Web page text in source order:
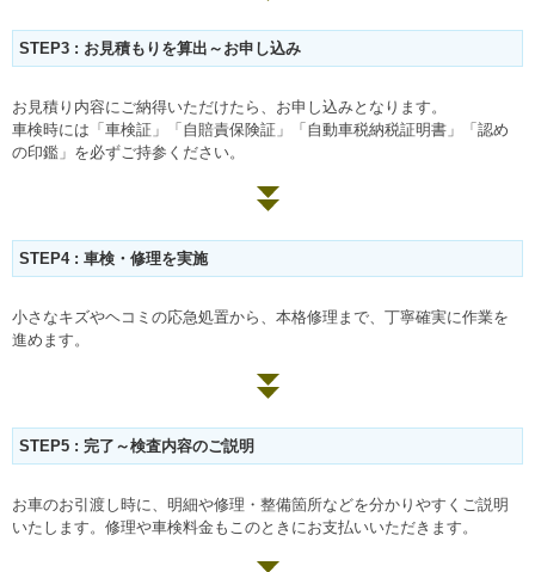
STEP3 : お見積もりを算出～お申し込み
お見積り内容にご納得いただけたら、お申し込みとなります。
車検時には「車検証」「自賠責保険証」「自動車税納税証明書」「認め
の印鑑」を必ずご持参ください。
STEP4 : 車検・修理を実施
小さなキズやヘコミの応急処置から、本格修理まで、丁寧確実に作業を
進めます。
STEP5 : 完了～検査内容のご説明
お車のお引渡し時に、明細や修理・整備箇所などを分かりやすくご説明
いたします。修理や車検料金もこのときにお支払いいただきます。